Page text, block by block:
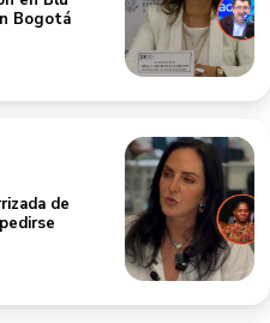
Bogotá
de